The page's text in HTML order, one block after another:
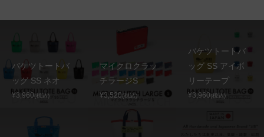
バケツトートバ
ッグ SS ネオ
¥3,960(税込)
マイクロクラッ
チラージS
¥3,520(税込)
バケツトートバ
ッグ SS アイボ
リーテープ
¥3,960(税込)